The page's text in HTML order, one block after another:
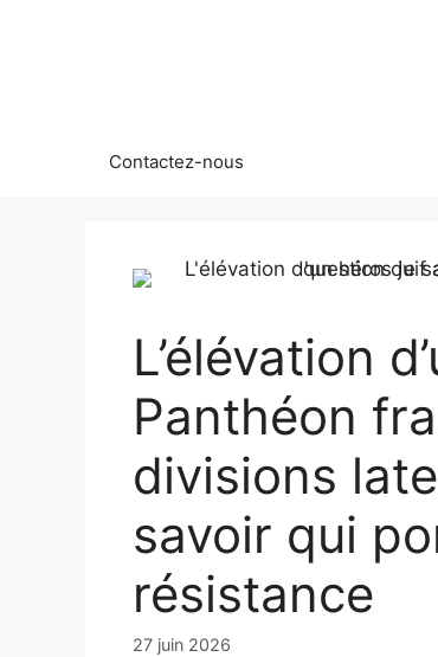
Contactez-nous
L’élévation
Panthéon
divisions
savoir qui
résistance
27 juin 2026